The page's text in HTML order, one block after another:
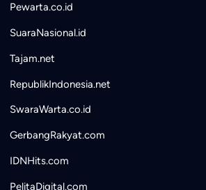
Pewarta.co.id
SuaraNasional.id
Tajam.net
RepublikIndonesia.net
SwaraWarta.co.id
GerbangRakyat.com
IDNHits.com
PelitaDigital.com